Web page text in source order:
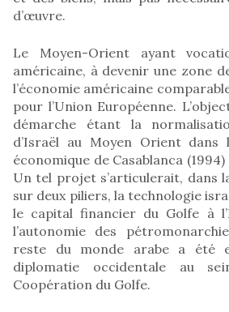
d’œuvre.
Le Moyen-Orient ayant
américaine, à devenir une zone
l’économie américaine
pour l’Union Européenne.
démarche étant la
d’Israël au Moyen Orient dans
économique de Casablanca (1994)
Un tel projet s’articulerait, dans
sur deux piliers, la technologie
le capital financier du Golfe à
l’autonomie des
reste du monde arabe a été
diplomatie occidentale au
Coopération du Golfe.